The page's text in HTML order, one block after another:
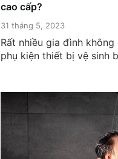
cao cấp?
31 tháng 5, 2023
Rất nhiều gia đình
phụ kiện thiết bị vệ sinh
kiện thiết bị vệ sinh chất